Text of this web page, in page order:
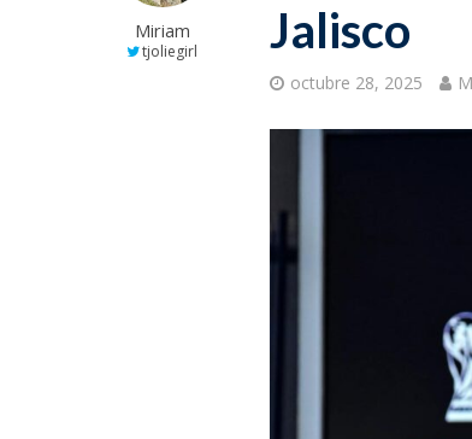
Miriam
tjoliegirl
Jalisco
octubre 28, 2025